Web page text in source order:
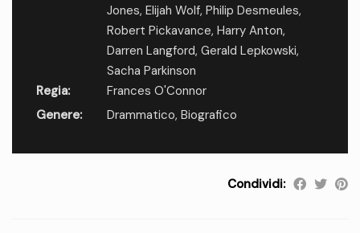
Jones, Elijah Wolf, Philip Desmeules,
Robert Pickavance, Harry Anton,
Darren Langford, Gerald Lepkowski,
Sacha Parkinson
Regia:
Frances O'Connor
Genere:
Drammatico, Biografico
Condividi: